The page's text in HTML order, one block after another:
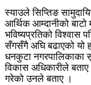
स्याउले सिप्तिङ
आर्थिक आम्दानीको
भविष्यप्रतिको विश्वास
सँगसँगै अघि बढाएको यो
धनकुटा नगरपालिकाका
विकास अधिकारीले बताए
गरेको उनले बताए ।